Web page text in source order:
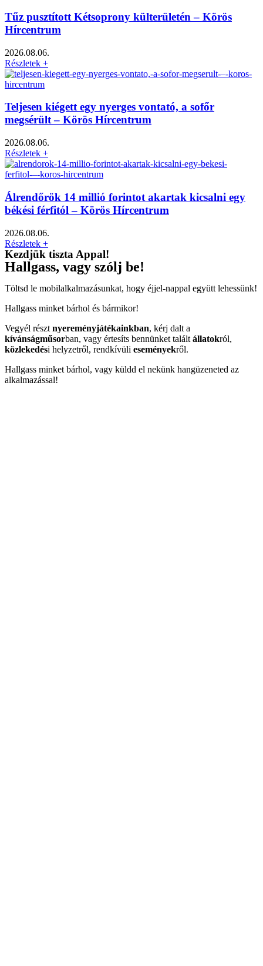
Tűz pusztított Kétsoprony külterületén – Körös
Hírcentrum
2026.08.06.
Részletek +
Teljesen kiégett egy nyerges vontató, a sofőr
megsérült – Körös Hírcentrum
2026.08.06.
Részletek +
Álrendőrök 14 millió forintot akartak kicsalni egy
békési férfitól – Körös Hírcentrum
2026.08.06.
Részletek +
Kezdjük tiszta Appal!
Hallgass, vagy szólj be!
Töltsd le mobilalkalmazásunkat, hogy éjjel-nappal együtt lehessünk!
Hallgass minket bárhol és bármikor!
Vegyél részt nyereményjátékainkban, kérj dalt a
kívánságműsorban, vagy értesíts bennünket talált állatokról,
közlekedési helyzetről, rendkívüli eseményekről.
Hallgass minket bárhol, vagy küldd el nekünk hangüzeneted az
alkalmazással!